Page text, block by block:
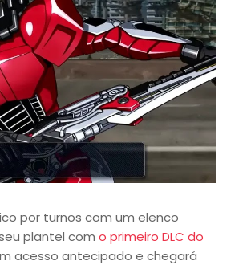
por turnos com um elenco
plantel com o primeiro DLC do
acesso antecipado e chegará